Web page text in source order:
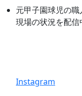
元甲子園球児の職
現場の状況を配信
Instagram